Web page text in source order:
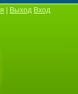
Выход Вход